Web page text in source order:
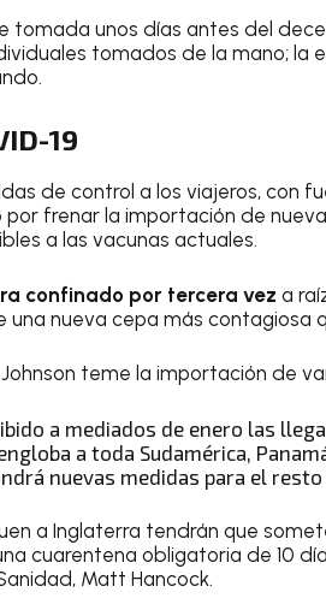
tomada unos días antes del
tomados de la mano; la
19
de control a los viajeros, con
frenar la importación de
a las vacunas actuales.
confinado por tercera vez a
una nueva cepa más contagiosa
teme la importación de
a mediados de enero las
a toda Sudamérica,
nuevas medidas para el resto
a Inglaterra tendrán que
cuarentena obligatoria de 10
Matt Hancock.